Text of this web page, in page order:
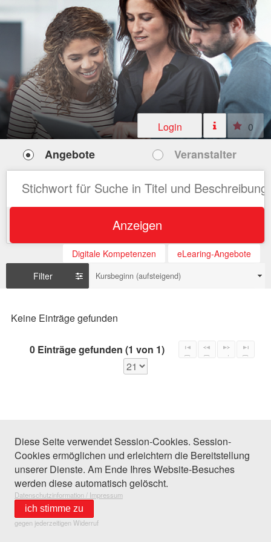
Login 0
Angebote Veranstalter
Anzeigen
Digitale Kompetenzen
eLearing-Angebote
Filter
Kursbeginn (aufsteigend)
Keine Einträge gefunden
0 Einträge gefunden (1 von 1)
Diese Seite verwendet Session-Cookies. Session-
Cookies ermöglichen und erleichtern die Bereitstellung
unserer Dienste. Am Ende Ihres Website-Besuches
werden diese automatisch gelöscht.
Datenschutzinformation / Impressum
ich stimme zu
gegen jederzeitigen Widerruf